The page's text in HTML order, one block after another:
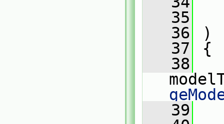
   35
   36
)
   37
{
   38
   39